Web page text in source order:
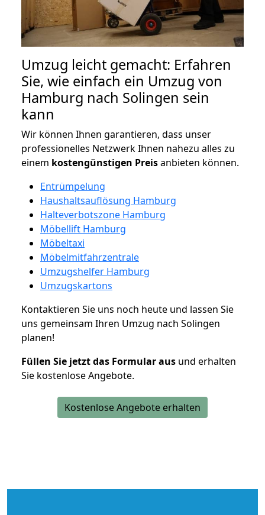
Umzug leicht gemacht: Erfahren
Sie, wie einfach ein Umzug von
Hamburg nach Solingen sein
kann
Wir können Ihnen garantieren, dass unser
professionelles Netzwerk Ihnen nahezu alles zu
einem kostengünstigen Preisanbieten können.
Entrümpelung
Haushaltsauflösung Hamburg
Halteverbotszone Hamburg
Möbellift Hamburg
Möbeltaxi
Möbelmitfahrzentrale
Umzugshelfer Hamburg
Umzugskartons
Kontaktieren Sie uns noch heute und lassen Sie
uns gemeinsam Ihren Umzug nach Solingen
planen!
Füllen Sie jetzt das Formular aus und erhalten
Sie kostenlose Angebote.
Kostenlose Angebote erhalten